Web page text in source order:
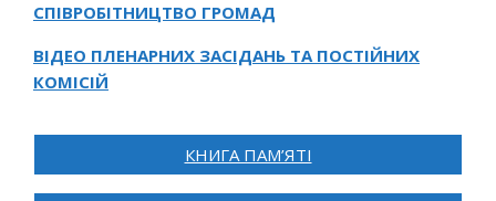
СПІВРОБІТНИЦТВО ГРОМАД
ВІДЕО ПЛЕНАРНИХ ЗАСІДАНЬ ТА ПОСТІЙНИХ
КОМІСІЙ
КНИГА ПАМ’ЯТІ